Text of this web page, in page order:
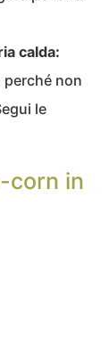
calda:
non
le
corn in